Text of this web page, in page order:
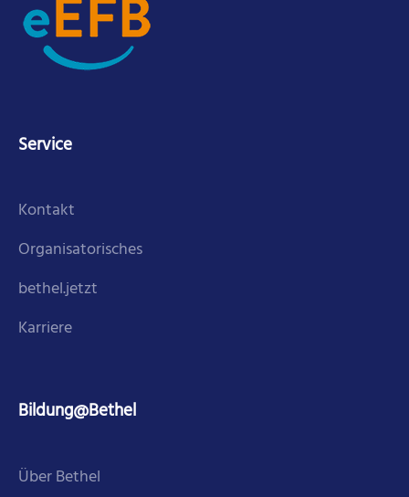
Service
Kontakt
Organisatorisches
bethel.jetzt
Karriere
Bildung@Bethel
Über Bethel